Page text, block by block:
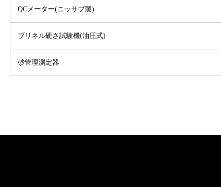
QCメーター(ニッサブ製)
ブリネル硬さ試験機(油圧式)
砂管理測定器